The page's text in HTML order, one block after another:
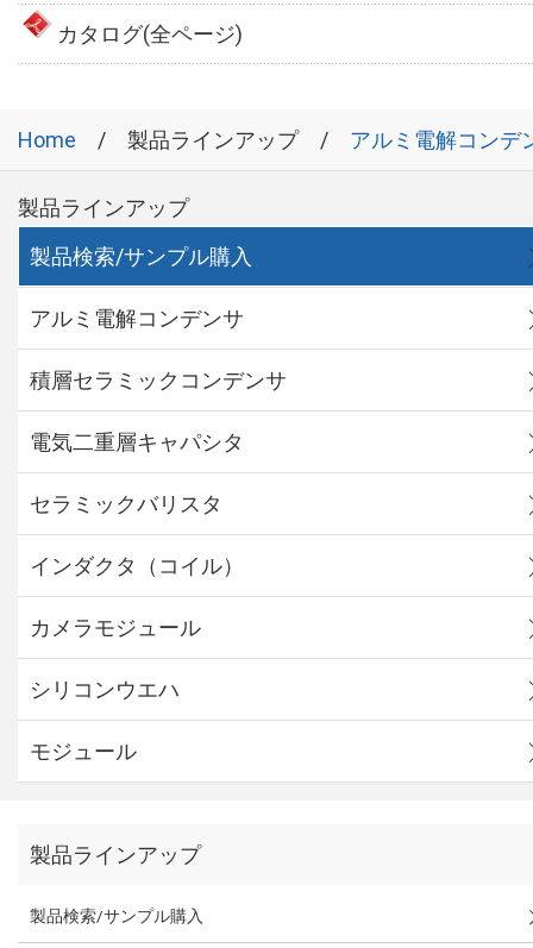
カタログ(全ページ)
Home 製品ラインアップ アルミ電解コンデ
製品ラインアップ
製品検索/サンプル購入
アルミ電解コンデンサ
積層セラミックコンデンサ
電気二重層キャパシタ
セラミックバリスタ
インダクタ（コイル）
カメラモジュール
シリコンウエハ
モジュール
製品ラインアップ
製品検索/サンプル購入